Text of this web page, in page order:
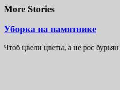
More Stories
Уборка на памятнике
Чтоб цвели цветы, а не рос